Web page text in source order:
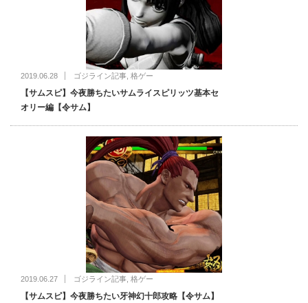
2019.06.28 ゴジライン記事 格ゲー
【サムスピ】今夜勝ちたいサムライスピリッツ基本セ
オリー編【令サム】
2019.06.27 ゴジライン記事 格ゲー
【サムスピ】今夜勝ちたい牙神幻十郎攻略【令サム】